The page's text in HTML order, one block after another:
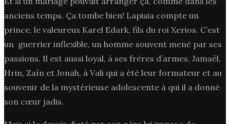
anciens temps. Ça tombe bien! Lapisia compte un
prince, le valeureux Karel Edark, fils du roi Xerios. C’est
un guerrier inflexible, un homme souvent mené par ses
passions. Il est aussi loyal, à ses frères d’armes, Jamaël,
Hrin, Zaïn et Jonah, à Vali qui a été leur formateur et au
souvenir de la mystérieuse adolescente à qui il a donné
son cœur jadis.